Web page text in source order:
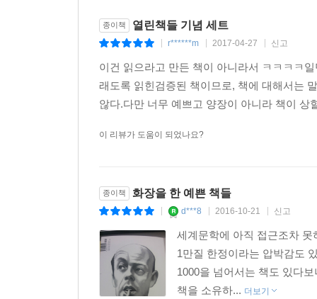
냄새에 대한 천재적인 감각을 타고났으나 정작
위해서라면 스물다섯 차례의 살인도 마다하지 않
희대의 살인마인가? 그저 위험스러운 괴짜일 뿐
사로잡는, 무심하고 음울한 눈을 가진 어느 살인자
● 2003년 BBC 「빅리드」 조사 〈영국인들이
할 1001권의 책〉 전 세계 2천만 부 판매
연출되기도 했다. 처음 출간된 이래 출판계는
베스트셀러에 오른 것은 잘 쓰이고 잘 다듬어
고전이나 소위 빅타이틀이 아닌 새로운 유형의
꿈의 해석 지그문트 프로이트 | 김인순 옮김
『꿈의 해석』의 일곱 개 장은 정신분석의 기초
종이책 열린책들 기념 세트
r******m 2017-04-27 신고
이건 읽으라고 만든 책이 아니라서 ㅋㅋㅋㅋ
래도록 읽힌검증된 책이므로, 책에 대해서는
않다.다만 너무 예쁘고 양장이 아니라 책이
이 리뷰가 도움이 되었나요?
종이책 화장을 한 예쁜 책들
d***8 2016-10-21 신고
세계문학에 아직 접근조차
1만질 한정이라는 압박감도
1000을 넘어서는 책도 있다
책을 소유하... 더보기